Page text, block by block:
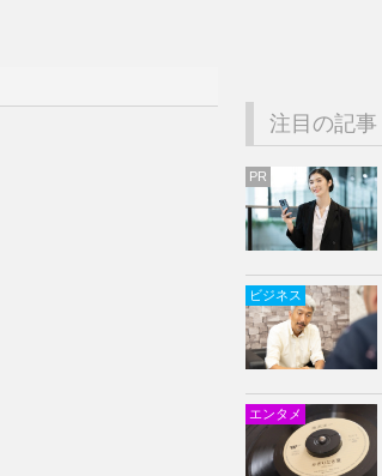
注目の記事
PR
ビジネス
エンタメ